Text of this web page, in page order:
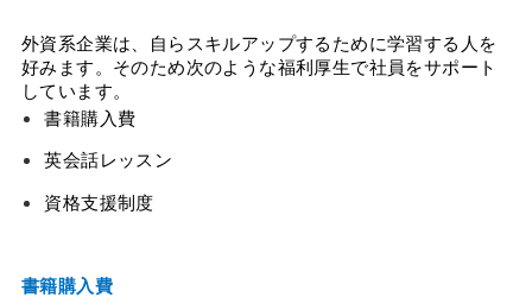
外資系企業は、自らスキルアップするために学習する人を
好みます。そのため次のような福利厚生で社員をサポート
しています。
書籍購入費
英会話レッスン
資格支援制度
書籍購入費